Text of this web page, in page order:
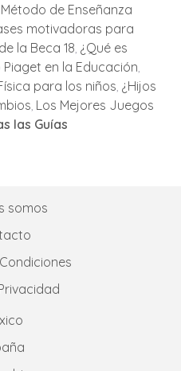
de Enseñanza
motivadoras para
la Beca 18 ¿Qué es
en la Educación
para los niños ¿Hijos
Los Mejores Juegos
las Guías
somos